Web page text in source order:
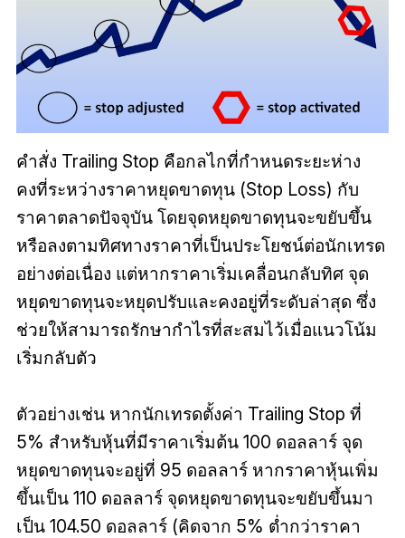
คำสั่ง Trailing Stop คือกลไกที่กำหนดระยะห่าง
คงที่ระหว่างราคาหยุดขาดทุน (Stop Loss) กับ
ราคาตลาดปัจจุบัน โดยจุดหยุดขาดทุนจะขยับขึ้น
หรือลงตามทิศทางราคาที่เป็นประโยชน์ต่อนักเทรด
อย่างต่อเนื่อง แต่หากราคาเริ่มเคลื่อนกลับทิศ จุด
หยุดขาดทุนจะหยุดปรับและคงอยู่ที่ระดับล่าสุด ซึ่ง
ช่วยให้สามารถรักษากำไรที่สะสมไว้เมื่อแนวโน้ม
เริ่มกลับตัว
ตัวอย่างเช่น หากนักเทรดตั้งค่า Trailing Stop ที่
5% สำหรับหุ้นที่มีราคาเริ่มต้น 100 ดอลลาร์ จุด
หยุดขาดทุนจะอยู่ที่ 95 ดอลลาร์ หากราคาหุ้นเพิ่ม
ขึ้นเป็น 110 ดอลลาร์ จุดหยุดขาดทุนจะขยับขึ้นมา
เป็น 104.50 ดอลลาร์ (คิดจาก 5% ต่ำกว่าราคา